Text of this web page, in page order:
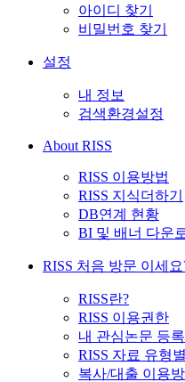
아이디 찾기
비밀번호 찾기
설정
내 정보
검색환경설정
About RISS
RISS 이용방법
RISS 지식더하기
DB연계 현황
BI 및 배너 다운
RISS 처음 방문 이세요
RISS란?
RISS 이용권한
내 관심논문 등
RISS 자료 유형
복사/대출 이용